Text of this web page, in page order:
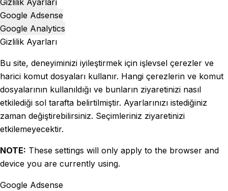
Gizlilik Ayarları
Google Adsense
Google Analytics
Gizlilik Ayarları
Bu site, deneyiminizi iyileştirmek için işlevsel çerezler ve
harici komut dosyaları kullanır. Hangi çerezlerin ve komut
dosyalarının kullanıldığı ve bunların ziyaretinizi nasıl
etkilediği sol tarafta belirtilmiştir. Ayarlarınızı istediğiniz
zaman değiştirebilirsiniz. Seçimleriniz ziyaretinizi
etkilemeyecektir.
NOTE: These settings will only apply to the browser and
device you are currently using.
Google Adsense